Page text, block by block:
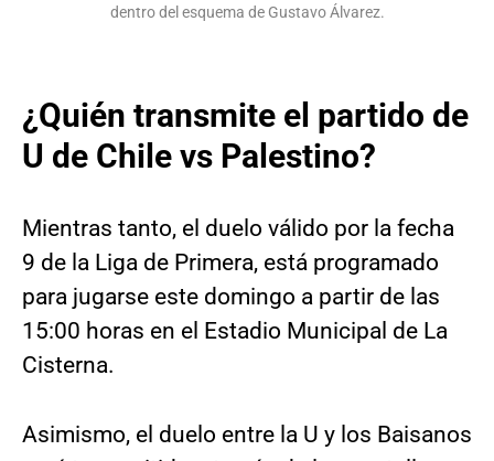
dentro del esquema de Gustavo Álvarez.
¿Quién transmite el partido de
U de Chile vs Palestino?
Mientras tanto, el duelo válido por la fecha
9 de la Liga de Primera, está programado
para jugarse este domingo a partir de las
15:00 horas en el Estadio Municipal de La
Cisterna.
Asimismo, el duelo entre la U y los Baisanos